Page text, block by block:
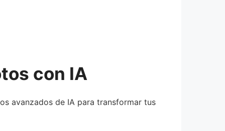
con IA
avanzados de IA para transformar tus